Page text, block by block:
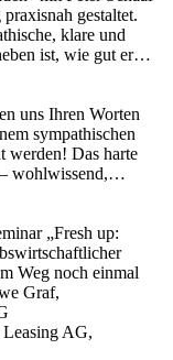
gestaltet.
klare und
ist, wie gut er…
uns Ihren Worten
sympathischen
werden! Das harte
– wohlwissend,…
„Fresh up:
Weg noch einmal
Graf,
AG,